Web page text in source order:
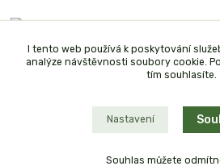
I tento web používá k poskytování
analýze návštěvnosti soubory cookie.
tím souhlasíte.
Nastavení
Souhlas můžete